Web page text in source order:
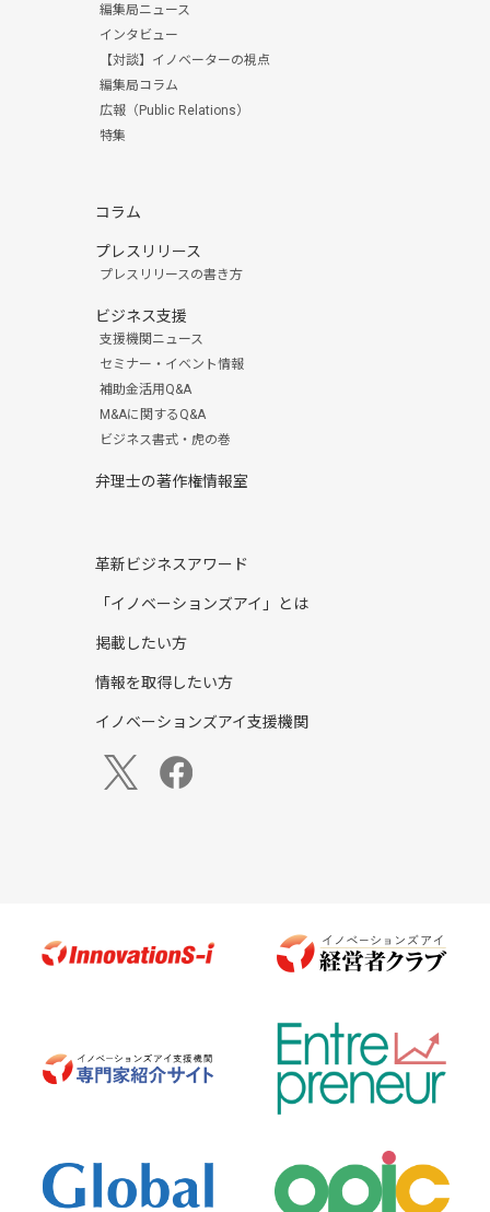
編集局ニュース
インタビュー
【対談】イノベーターの視点
編集局コラム
広報（Public Relations）
特集
コラム
プレスリリース
プレスリリースの書き方
ビジネス支援
支援機関ニュース
セミナー・イベント情報
補助金活用Q&A
M&Aに関するQ&A
ビジネス書式・虎の巻
弁理士の著作権情報室
革新ビジネスアワード
「イノベーションズアイ」とは
掲載したい方
情報を取得したい方
イノベーションズアイ支援機関